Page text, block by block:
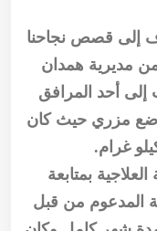
إلى قصص نجاحنا
مديرية همدان
أحد المرافق
مزري حيث كان
غرام.
بمتابعة
المدعوم من قبل